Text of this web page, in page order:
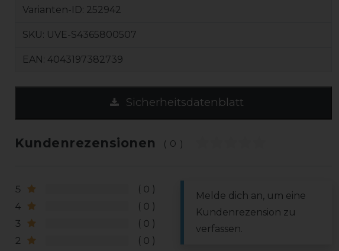
Varianten-ID: 252942
SKU: UVE-S4365800507
EAN: 4043197382739
Sicherheitsdatenblatt
Kundenrezensionen (0)
5
0
4
0
3
0
2
0
Melde dich an, um eine
Kundenrezension zu
verfassen.